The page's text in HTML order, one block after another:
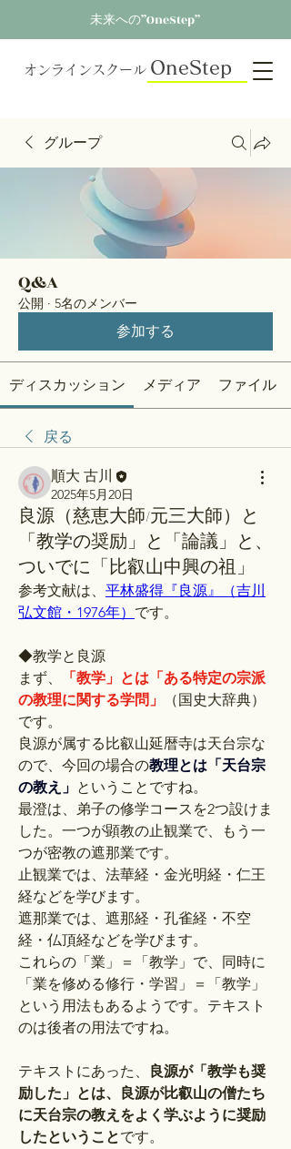
未来への”OneStep”
オンラインスクール OneStep
グループ
Q&A
公開 · 5名のメンバー
参加する
ディスカッション メディア ファイル
戻る
順大 古川
2025年5月20日
良源（慈恵大師/元三大師）と
「教学の奨励」と「論議」と、
ついでに「比叡山中興の祖」
参考文献は、 平林盛得『良源』（吉川
弘文館・1976年） です。
◆教学と良源
まず、
「教学」とは「ある特定の宗派
の教理に関する学問」
（国史大辞典）
です。
良源が属する比叡山延暦寺は天台宗な
ので、今回の場合の教理とは「天台宗
の教え」 ということですね。
最澄は、弟子の修学コースを2つ設けま
した。一つが顕教の止観業で、もう一
つが密教の遮那業です。
止観業では、法華経・金光明経・仁王
経などを学びます。
遮那業では、遮那経・孔雀経・不空
経・仏頂経などを学びます。
これらの「業」＝「教学」で、同時に
「業を修める修行・学習」＝「教学」
という用法もあるようです。テキスト
のは後者の用法ですね。
テキストにあった、
良源が「教学も奨
励した」とは、良源が比叡山の僧たち
に天台宗の教えをよく学ぶように奨励
したということです。